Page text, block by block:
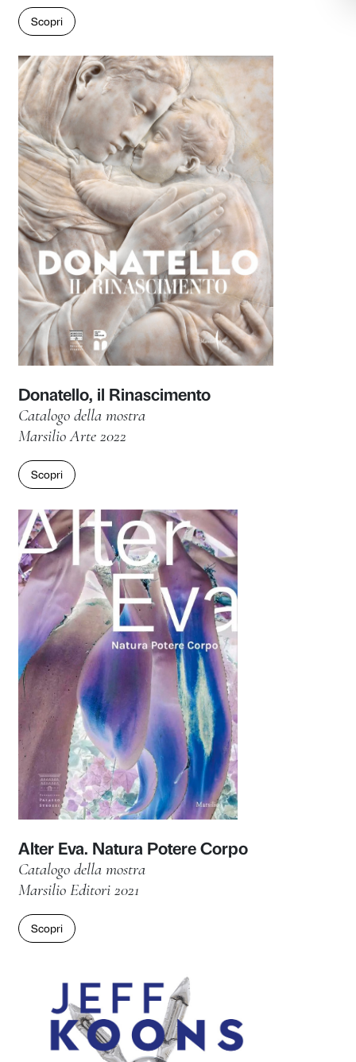
Yen Pei-Ming. Pittore di storie
Catalogo della mostra
Scopri
Reaching for the Stars
Marsilio Arte 2023
Scopri